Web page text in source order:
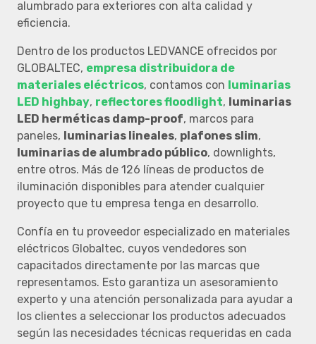
alumbrado para exteriores con alta calidad y
eficiencia.
Dentro de los productos LEDVANCE ofrecidos por
GLOBALTEC, empresa distribuidora de
materiales eléctricos, contamos con luminarias
LED highbay, reflectores floodlight, luminarias
LED herméticas damp-proof, marcos para
paneles, luminarias lineales, plafones slim,
luminarias de alumbrado público, downlights,
entre otros. Más de 126 líneas de productos de
iluminación disponibles para atender cualquier
proyecto que tu empresa tenga en desarrollo.
Confía en tu proveedor especializado en materiales
eléctricos Globaltec, cuyos vendedores son
capacitados directamente por las marcas que
representamos. Esto garantiza un asesoramiento
experto y una atención personalizada para ayudar a
los clientes a seleccionar los productos adecuados
según las necesidades técnicas requeridas en cada